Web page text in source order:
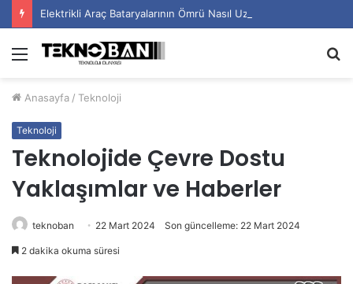
Elektrikli Araç Bataryalarının Ömrü Nasıl Uzatılır?
Menü
Anasayfa / Teknoloji
Teknoloji
Teknolojide Çevre Dostu
Yaklaşımlar ve Haberler
teknoban 22 Mart 2024 Son güncelleme: 22 Mart 2024
2 dakika okuma süresi